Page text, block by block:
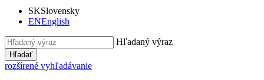
SKSlovensky
ENEnglish
Hľadaný výraz
Hľadať
rozšírené vyhľadávanie